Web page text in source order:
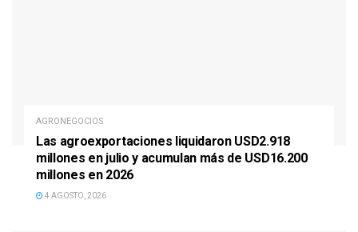
AGRONEGOCIOS
Las agroexportaciones liquidaron USD2.918
millones en julio y acumulan más de USD16.200
millones en 2026
4 AGOSTO, 2026